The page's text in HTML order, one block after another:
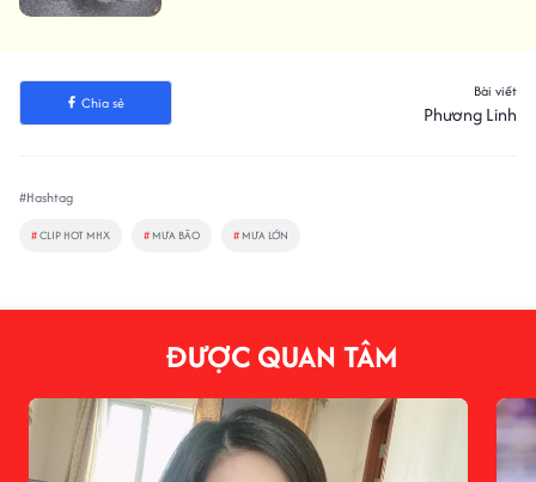
Chia sẻ
Bài viết
Phương Linh
#Hashtag
#CLIP HOT MHX # MƯA BÃO # MƯA LỚN
ĐƯỢC QUAN TÂM